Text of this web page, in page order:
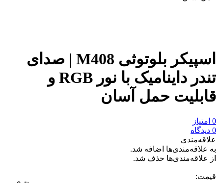
اسپیکر بلوتوثی M408 | صدای
تندر داینامیک با نور RGB و
حمل آسان
اضافه شد.
حذف شد.